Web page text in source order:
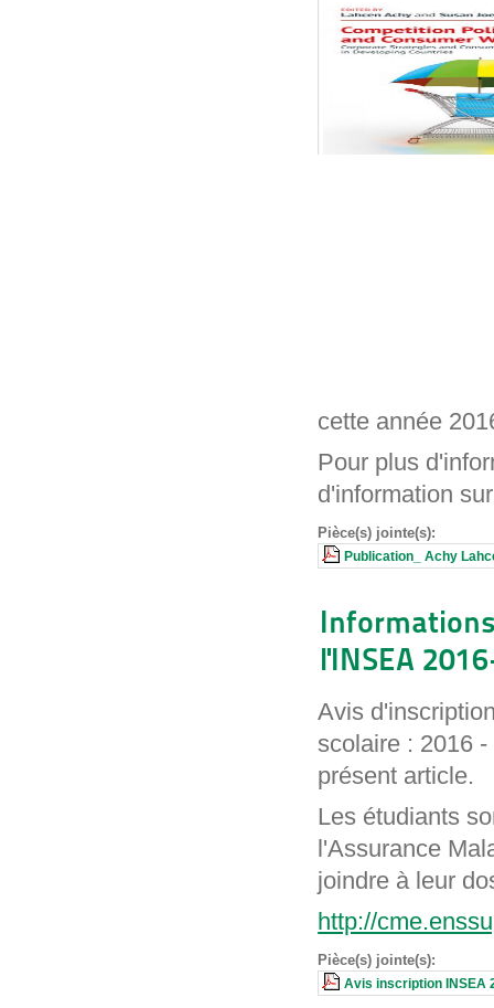
cette année
Pour plus
d'information
Pièce(s) jointe(s):
Publication_ Achy
l'INSEA
Avis
scolaire : 2016
présent article.
Les étudiants
l'Assurance
joindre à leur
http://
Pièce(s) jointe(s):
Avis inscription INSEA